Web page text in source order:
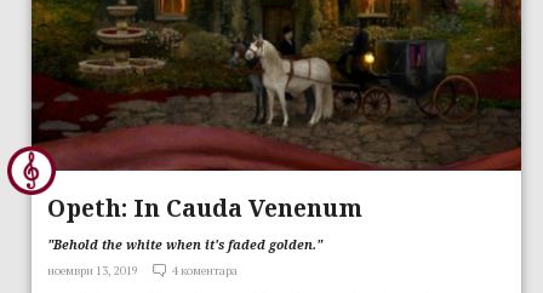
Opeth: In Cauda Venenum
"Behold the white when it's faded golden."
ноември 13, 2019 4 коментара